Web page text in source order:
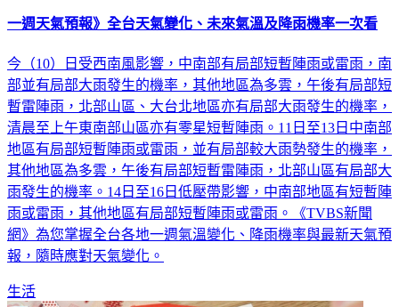
一週天氣預報》全台天氣變化、未來氣溫及降雨機率一次看
今（10）日受西南風影響，中南部有局部短暫陣雨或雷雨，南
部並有局部大雨發生的機率，其他地區為多雲，午後有局部短
暫雷陣雨，北部山區、大台北地區亦有局部大雨發生的機率，
清晨至上午東南部山區亦有零星短暫陣雨。11日至13日中南部
地區有局部短暫陣雨或雷雨，並有局部較大雨勢發生的機率，
其他地區為多雲，午後有局部短暫雷陣雨，北部山區有局部大
雨發生的機率。14日至16日低壓帶影響，中南部地區有短暫陣
雨或雷雨，其他地區有局部短暫陣雨或雷雨。《TVBS新聞
網》為您掌握全台各地一週氣溫變化、降雨機率與最新天氣預
報，隨時應對天氣變化。
生活